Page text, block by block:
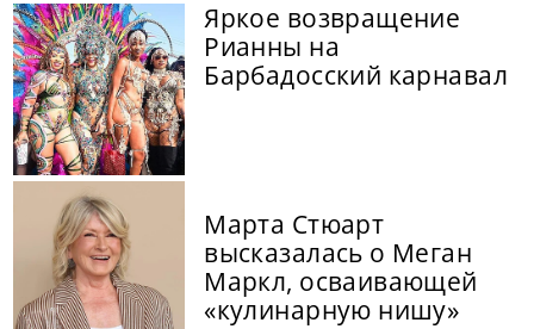
Яркое возвращение
Рианны на
Барбадосский карнавал
Марта Стюарт
высказалась о Меган
Маркл, осваивающей
«кулинарную нишу»